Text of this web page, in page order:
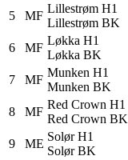
5 MF
Lillestrøm H1
Lillestrøm BK
6 MF
Løkka H1
Løkka BK
7 MF
Munken H1
Munken BK
8 MF
Red Crown H1
Red Crown BK
9 ME
Solør H1
Solør BK